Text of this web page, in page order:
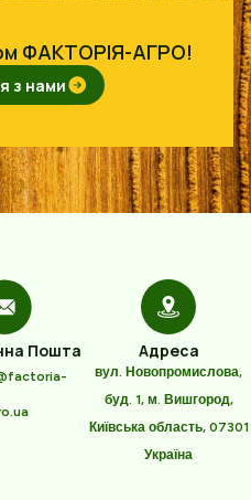
ФАКТОРІЯ-АГРО!
з нами
Пошта Адреса
вул. Новопромислова,
буд. 1, м. Вишгород,
Київська область, 07301
Україна